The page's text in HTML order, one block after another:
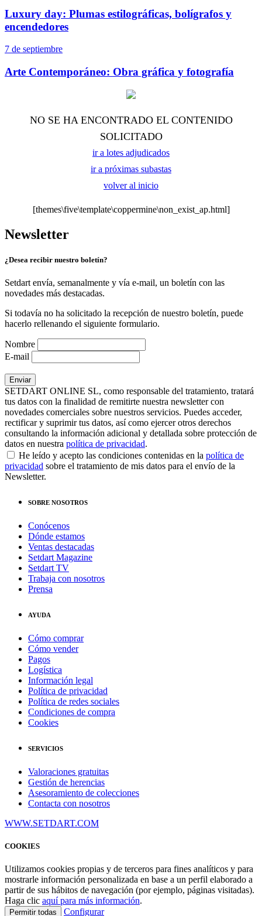
Luxury day: Plumas estilográficas, bolígrafos y
encendedores
7 de septiembre
Arte Contemporáneo: Obra gráfica y fotografía
NO SE HA ENCONTRADO EL CONTENIDO
SOLICITADO
ir a lotes adjudicados
ir a próximas subastas
volver al inicio
[themes\five\template\coppermine\non_exist_ap.html]
Newsletter
¿Desea recibir nuestro boletín?
Setdart envía, semanalmente y vía e-mail, un boletín con las
novedades más destacadas.
Si todavía no ha solicitado la recepción de nuestro boletín, puede
hacerlo rellenando el siguiente formulario.
Nombre
E-mail
SETDART ONLINE SL, como responsable del tratamiento, tratará
tus datos con la finalidad de remitirte nuestra newsletter con
novedades comerciales sobre nuestros servicios. Puedes acceder,
rectificar y suprimir tus datos, así como ejercer otros derechos
consultando la información adicional y detallada sobre protección de
datos en nuestra política de privacidad.
He leído y acepto las condiciones contenidas en la política de
privacidad sobre el tratamiento de mis datos para el envío de la
Newsletter.
SOBRE NOSOTROS
Conócenos
Dónde estamos
Ventas destacadas
Setdart Magazine
Setdart TV
Trabaja con nosotros
Prensa
AYUDA
Cómo comprar
Cómo vender
Pagos
Logística
Información legal
Política de privacidad
Política de redes sociales
Condiciones de compra
Cookies
SERVICIOS
Valoraciones gratuitas
Gestión de herencias
Asesoramiento de colecciones
Contacta con nosotros
WWW.SETDART.COM
COOKIES
Utilizamos cookies propias y de terceros para fines analíticos y para
mostrarle información personalizada en base a un perfil elaborado a
partir de sus hábitos de navegación (por ejemplo, páginas visitadas).
Haga clic aquí para más información.
Permitir todas Configurar